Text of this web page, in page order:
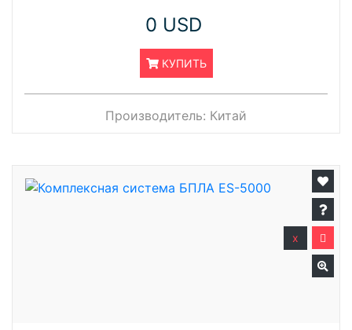
0 USD
КУПИТЬ
Производитель: Китай
x